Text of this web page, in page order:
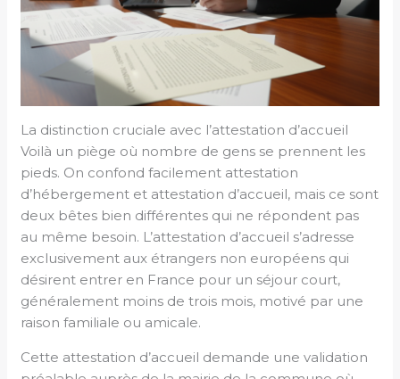
La distinction cruciale avec l’attestation d’accueil
Voilà un piège où nombre de gens se prennent les
pieds. On confond facilement attestation
d’hébergement et attestation d’accueil, mais ce sont
deux bêtes bien différentes qui ne répondent pas
au même besoin. L’attestation d’accueil s’adresse
exclusivement aux étrangers non européens qui
désirent entrer en France pour un séjour court,
généralement moins de trois mois, motivé par une
raison familiale ou amicale.
Cette attestation d’accueil demande une validation